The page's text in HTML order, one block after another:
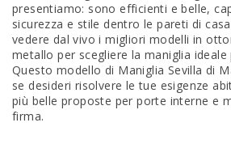
presentiamo: sono efficienti e belle,
sicurezza e stile dentro le pareti di
vedere dal vivo i migliori modelli in
metallo per scegliere la maniglia ideale
Questo modello di Maniglia Sevilla di
se desideri risolvere le tue esigenze
più belle proposte per porte interne e
firma.